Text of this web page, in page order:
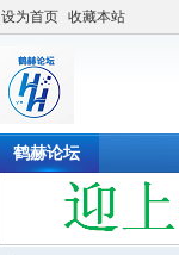
设为首页 收藏本站
鹤赫论坛